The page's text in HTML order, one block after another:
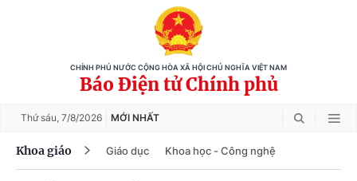
CHÍNH PHỦ NƯỚC CỘNG HÒA XÃ HỘI CHỦ NGHĨA VIỆT NAM
Báo Điện tử Chính phủ
Thứ sáu, 7/8/2026 MỚI NHẤT
Khoa giáo Giáo dục Khoa học - Công nghệ